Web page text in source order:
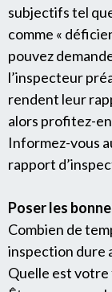
subjectifs tel
comme «
pouvez
l’inspecteur
rendent leur
alors profitez-
Informez-vous
rapport
Poser les
Combien de
inspection dure
Quelle est